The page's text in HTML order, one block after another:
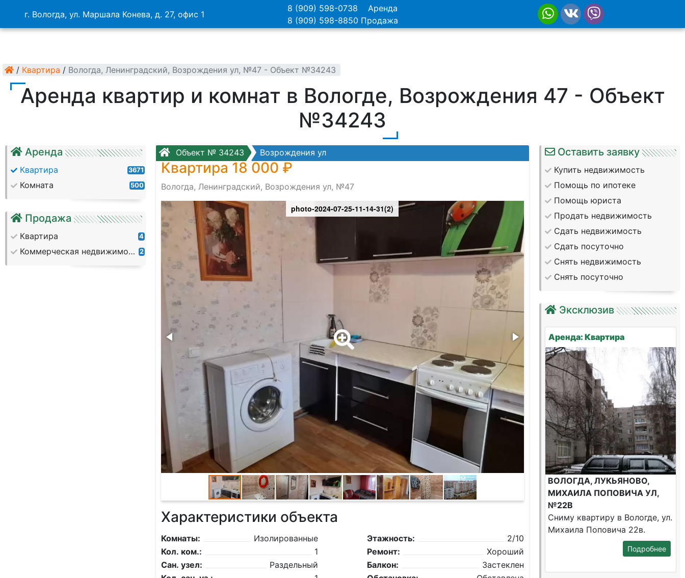
г. Вологда, ул. Маршала Конева, д. 27, офис 1
8 (909) 598-0738 Аренда
8 (909) 598-8850 Продажа
/ Квартира / Вологда, Ленинградский, Возрождения ул, №47 - Объект №34243
Аренда квартир и комнат в Вологде, Возрождения 47 - Объект
№34243
Аренда
Квартира 3671
Комната 500
Продажа
Квартира 4
Коммерческая недвижимость 2
Объект № 34243 Возрождения ул
Квартира 18 000 ₽
Вологда, Ленинградский, Возрождения ул, №47
photo-2024-07-25-11-14-31(2)
Характеристики объекта
Комнаты:
Изолированные
Кол. ком.:
1
Сан. узел:
Раздельный
Этажность:
2/10
Ремонт:
Хороший
Балкон:
Застеклен
Оставить заявку
Купить недвижимость
Помощь по ипотеке
Помощь юриста
Продать недвижимость
Сдать недвижимость
Сдать посуточно
Снять недвижимость
Снять посуточно
Эксклюзив
Аренда: Квартира
ВОЛОГДА, ЛУКЬЯНОВО,
МИХАИЛА ПОПОВИЧА УЛ,
№22В
Сниму квартиру в Вологде, ул.
Михаила Поповича 22в.
Подробнее